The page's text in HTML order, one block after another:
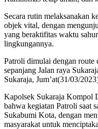
Secara rutin melaksanakan
objek vital, dengan
yang beraktifitas waktu
lingkungannya.
Patroli dimulai dengan route
sepanjang Jalan raya
Sukaraja, Jum’at(31/03/
Kapolsek Sukaraja Kompol
bahwa kegiatan Patroli saat
Sukabumi Kota, dengan
masyarakat untuk